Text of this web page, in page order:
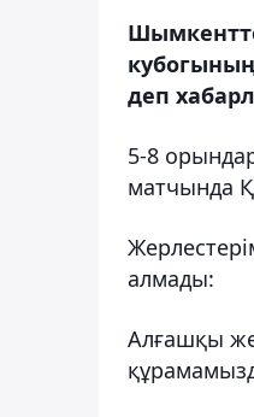
деп
5-8
матчында
алмады:
Алғашқы